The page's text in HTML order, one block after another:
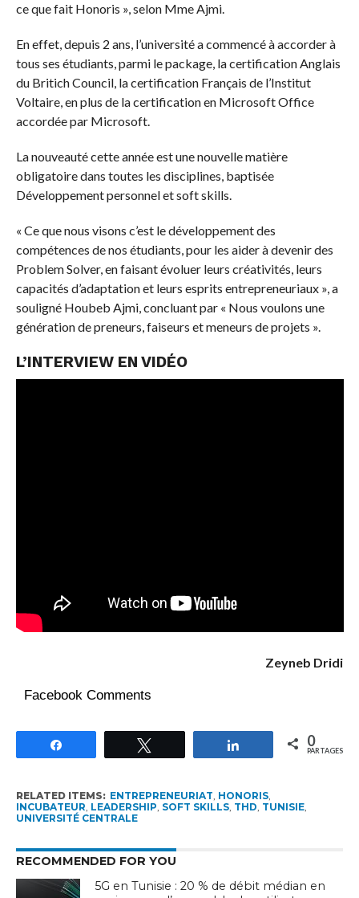
ce que fait Honoris », selon Mme Ajmi.
En effet, depuis 2 ans, l’université a commencé à accorder à
tous ses étudiants, parmi le package, la certification Anglais
du Britich Council, la certification Français de l’Institut
Voltaire, en plus de la certification en Microsoft Office
accordée par Microsoft.
La nouveauté cette année est une nouvelle matière
obligatoire dans toutes les disciplines, baptisée
Développement personnel et soft skills.
« Ce que nous visons c’est le développement des
compétences de nos étudiants, pour les aider à devenir des
Problem Solver, en faisant évoluer leurs créativités, leurs
capacités d’adaptation et leurs esprits entrepreneuriaux », a
souligné Houbeb Ajmi, concluant par « Nous voulons une
génération de preneurs, faiseurs et meneurs de projets ».
L’INTERVIEW EN VIDÉO
Zeyneb Dridi
Facebook Comments
Partagez 0
PARTAGES
RELATED ITEMS: ENTREPRENEURIAT, HONORIS,
INCUBATEUR, LEADERSHIP, SOFT SKILLS, THD, TUNISIE,
UNIVERSITÉ CENTRALE
RECOMMENDED FOR YOU
5G en Tunisie : 20 % de débit médian en